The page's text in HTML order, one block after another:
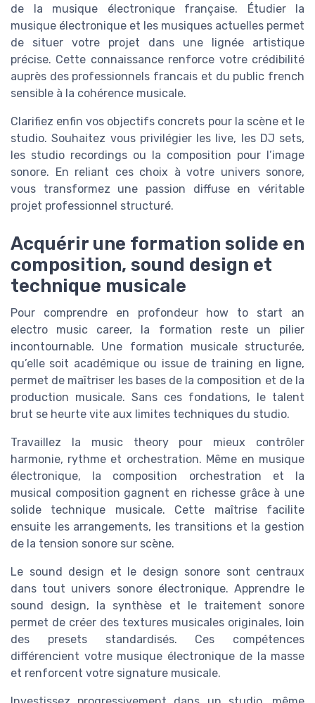
de la musique électronique française. Étudier la
musique électronique et les musiques actuelles permet
de situer votre projet dans une lignée artistique
précise. Cette connaissance renforce votre crédibilité
auprès des professionnels francais et du public french
sensible à la cohérence musicale.
Clarifiez enfin vos objectifs concrets pour la scène et le
studio. Souhaitez vous privilégier les live, les DJ sets,
les studio recordings ou la composition pour l’image
sonore. En reliant ces choix à votre univers sonore,
vous transformez une passion diffuse en véritable
projet professionnel structuré.
Acquérir une formation solide en
composition, sound design et
technique musicale
Pour comprendre en profondeur how to start an
electro music career, la formation reste un pilier
incontournable. Une formation musicale structurée,
qu’elle soit académique ou issue de training en ligne,
permet de maîtriser les bases de la composition et de la
production musicale. Sans ces fondations, le talent
brut se heurte vite aux limites techniques du studio.
Travaillez la music theory pour mieux contrôler
harmonie, rythme et orchestration. Même en musique
électronique, la composition orchestration et la
musical composition gagnent en richesse grâce à une
solide technique musicale. Cette maîtrise facilite
ensuite les arrangements, les transitions et la gestion
de la tension sonore sur scène.
Le sound design et le design sonore sont centraux
dans tout univers sonore électronique. Apprendre le
sound design, la synthèse et le traitement sonore
permet de créer des textures musicales originales, loin
des presets standardisés. Ces compétences
différencient votre musique électronique de la masse
et renforcent votre signature musicale.